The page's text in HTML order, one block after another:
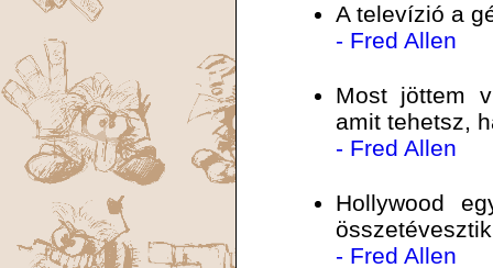
A televízió a
- Fred Allen
Most jöttem
amit tehetsz,
- Fred Allen
Hollywood
- Fred Allen